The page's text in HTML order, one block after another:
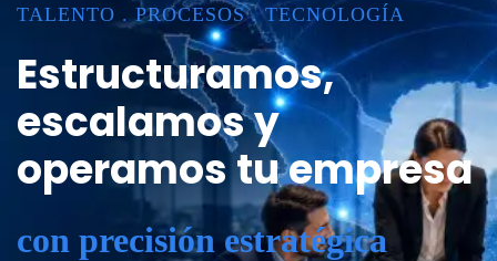
TALENTO . PROCESOS . TECNOLOGÍA
Estructuramos,
escalamos y
operamos tu empresa
con precisión estratégica